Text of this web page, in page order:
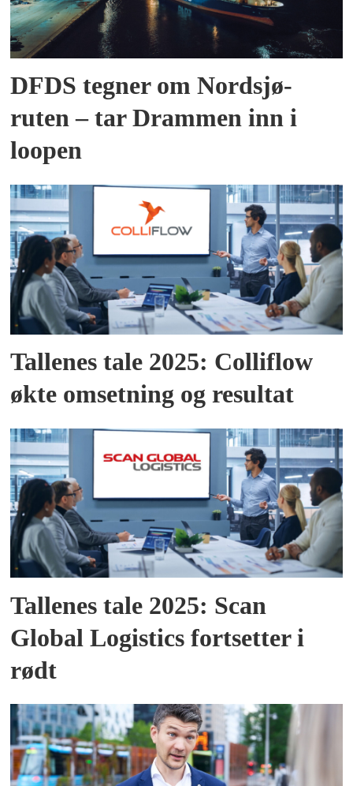
DFDS tegner om Nordsjø-
ruten – tar Drammen inn i
loopen
Tallenes tale 2025: Colliflow
økte omsetning og resultat
Tallenes tale 2025: Scan
Global Logistics fortsetter i
rødt